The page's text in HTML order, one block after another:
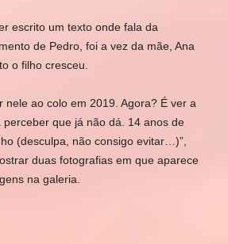
escrito um texto onde fala da
de Pedro, foi a vez da mãe, Ana
o filho cresceu.
nele ao colo em 2019. Agora? É ver a
que já não dá. 14 anos de
(desculpa, não consigo evitar…)”,
duas fotografias em que aparece
na galeria.